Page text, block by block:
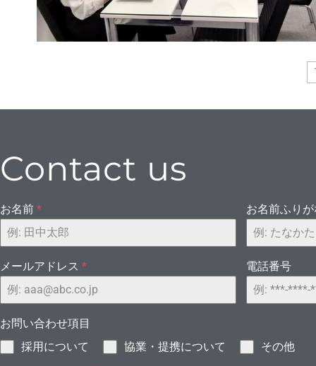
てい
Contact us
お名前 * お名前ふり
メールアドレス * 電話番号
お問い合わせ項目
採用について
協業・提携について
その他